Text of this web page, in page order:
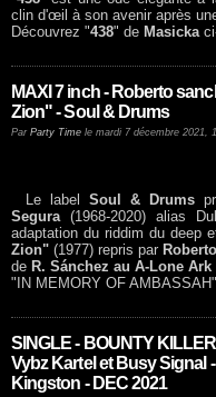
clin d'œil à son avenir après
Découvrez "438" de Masicka
MAXI 7 inch - Roberto
Zion" - Soul & Drums
Par Party Time le mardi 7 décembre 2021,
Le labelSoul & Drums
Segura(1968-2020) alias
adaptation du riddim du deep
Zion" (1977) repris par
de R. Sánchez au A-Lone
"IN MEMORY OF AMBASSAH"
SINGLE - BOUNTY
Vybz Kartel et Busy Signal
Kingston - DEC 2021